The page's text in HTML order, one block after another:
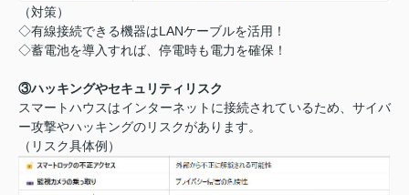
（対策）
◇有線接続できる機器はLANケーブルを活用！
◇蓄電池を導入すれば、停電時も電力を確保！
③ハッキングやセキュリティリスク
スマートハウスはインターネットに接続されているため、サイバ
ー攻撃やハッキングのリスクがあります。
（リスク具体例）